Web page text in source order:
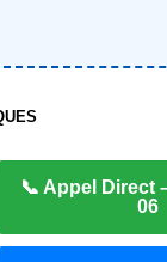
📞 Appel Direct
06